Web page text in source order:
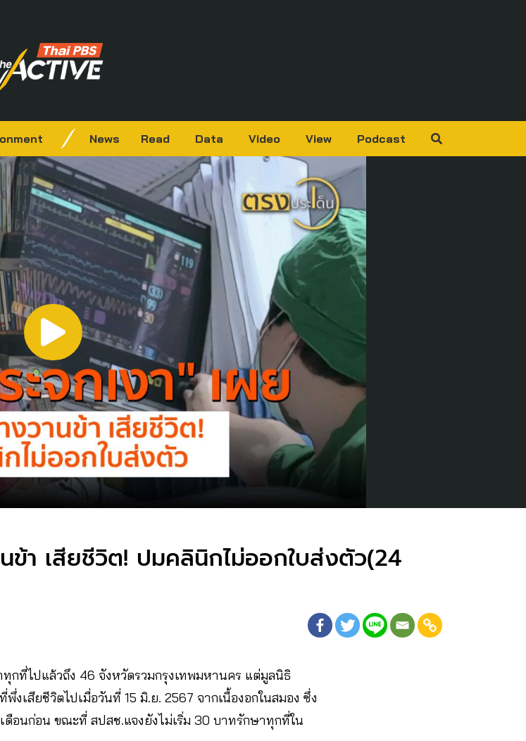
News Read Data Video View Podcast
นข้า เสียชีวิต! ปมคลินิกไม่ออกใบส่งตัว(24
กที่ไปแล้วถึง 46 จังหวัดรวมกรุงเทพมหานคร แต่มูลนิธิ
พึ่งเสียชีวิตไปเมื่อวันที่ 15 มิ.ย. 2567 จากเนื้องอกในสมอง ซึ่ง
ดือนก่อน ขณะที่ สปสช.แจงยังไม่เริ่ม 30 บาทรักษาทุกที่ใน